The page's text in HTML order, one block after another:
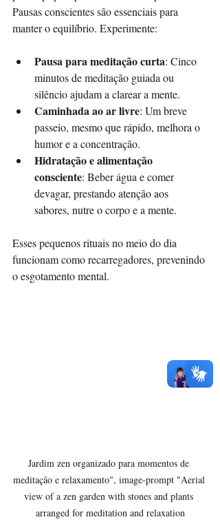
Pausas conscientes são essenciais para
manter o equilíbrio. Experimente:
Pausa para meditação curta: Cinco
minutos de meditação guiada ou
silêncio ajudam a clarear a mente.
Caminhada ao ar livre: Um breve
passeio, mesmo que rápido, melhora o
humor e a concentração.
Hidratação e alimentação
consciente: Beber água e comer
devagar, prestando atenção aos
sabores, nutre o corpo e a mente.
Esses pequenos rituais no meio do dia
funcionam como recarregadores, prevenindo
o esgotamento mental.
Jardim zen organizado para momentos de
meditação e relaxamento", image-prompt "Aerial
view of a zen garden with stones and plants
arranged for meditation and relaxation